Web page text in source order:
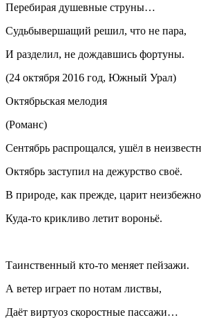
Перебирая душевные струны…
Судьбывершащий решил, что не пара,
И разделил, не дождавшись фортуны.
(24 октября 2016 год, Южный Урал)
Октябрьская мелодия
(Романс)
Сентябрь распрощался, ушёл в
Октябрь заступил на дежурство своё.
В природе, как прежде, царит
Куда-то крикливо летит вороньё.
Таинственный кто-то меняет пейзажи.
А ветер играет по нотам листвы,
Даёт виртуоз скоростные пассажи…